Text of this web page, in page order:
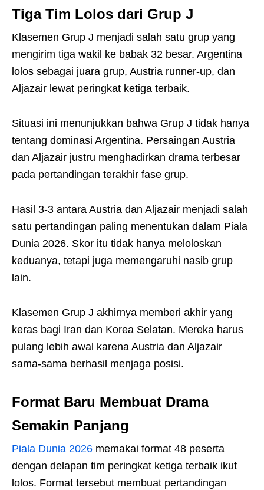
Tiga Tim Lolos dari Grup J
Klasemen Grup J menjadi salah satu grup yang
mengirim tiga wakil ke babak 32 besar. Argentina
lolos sebagai juara grup, Austria runner-up, dan
Aljazair lewat peringkat ketiga terbaik.
Situasi ini menunjukkan bahwa Grup J tidak hanya
tentang dominasi Argentina. Persaingan Austria
dan Aljazair justru menghadirkan drama terbesar
pada pertandingan terakhir fase grup.
Hasil 3-3 antara Austria dan Aljazair menjadi salah
satu pertandingan paling menentukan dalam Piala
Dunia 2026. Skor itu tidak hanya meloloskan
keduanya, tetapi juga memengaruhi nasib grup
lain.
Klasemen Grup J akhirnya memberi akhir yang
keras bagi Iran dan Korea Selatan. Mereka harus
pulang lebih awal karena Austria dan Aljazair
sama-sama berhasil menjaga posisi.
Format Baru Membuat Drama
Semakin Panjang
Piala Dunia 2026 memakai format 48 peserta
dengan delapan tim peringkat ketiga terbaik ikut
lolos. Format tersebut membuat pertandingan